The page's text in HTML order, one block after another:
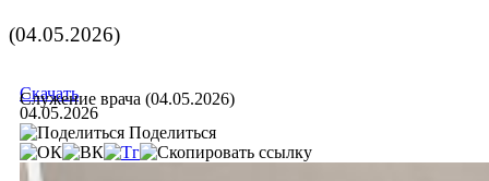
(04.05.2026)
Служение врача (04.05.2026)
Скачать
04.05.2026
Поделиться